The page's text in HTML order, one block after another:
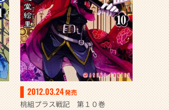
2012.03.24発売
桃組プラス戦記 第１０巻